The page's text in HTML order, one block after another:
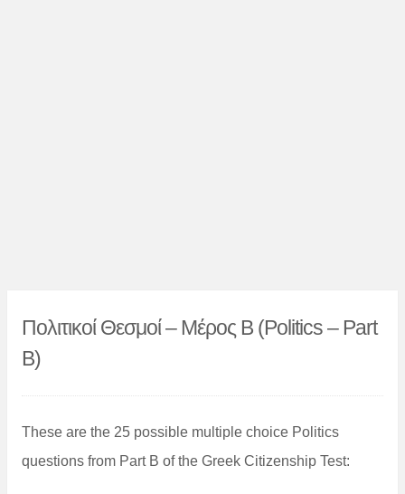
Πολιτικοί Θεσμοί – Μέρος B (Politics – Part
B)
These are the 25 possible multiple choice Politics
questions from Part B of the Greek Citizenship Test: